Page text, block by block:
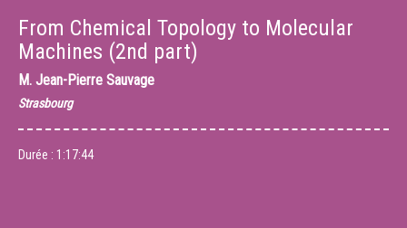
From Chemical Topology to Molecular
Machines (2nd part)
M. Jean-Pierre Sauvage
Strasbourg
Durée : 1:17:44